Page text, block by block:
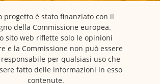
progetto è stato finanziato con il
della Commissione europea.
sito web riflette solo le opinioni
e la Commissione non può essere
per qualsiasi uso che
fatto delle informazioni in esso
contenute.